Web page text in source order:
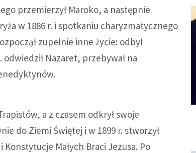
przemierzył Maroko, a następnie
w 1886 r. i spotkaniu charyzmatycznego
zupełnie inne życie: odbył
Nazaret, przebywał na
a z czasem odkrył swoje
do Ziemi Świętej i w 1899 r. stworzył
Małych Braci Jezusa. Po